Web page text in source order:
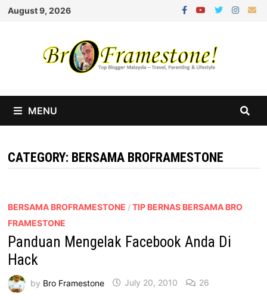
Skip
August 9, 2026
MENU
CATEGORY: BERSAMA BROFRAMESTONE
BERSAMA BROFRAMESTONE /TIP BERNAS BERSAMA BRO
FRAMESTONE
Panduan Mengelak Facebook Anda Di
Hack
by Bro Framestone July 20, 2010 26